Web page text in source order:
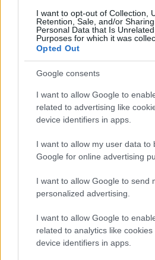
I want to opt-out of Collection,
Retention, Sale, and/or
Personal Data that Is
Purposes for which it was
Opted Out
Google consents
I want to allow Google to
related to advertising like
device identifiers in apps.
I want to allow my user data to
Google for online advertising
I want to allow Google to send
personalized advertising.
I want to allow Google to
related to analytics like
device identifiers in apps.
UnmuteLoaded:
Szöveg forrása: Sepsi OSK/